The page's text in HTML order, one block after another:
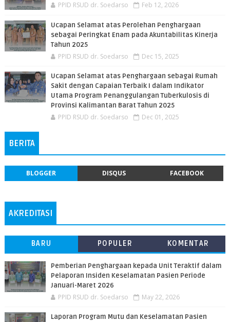
PPID RSUD dr. Soedarso Feb 12, 2026
Ucapan Selamat atas Perolehan Penghargaan
sebagai Peringkat Enam pada Akuntabilitas Kinerja
Tahun 2025
PPID RSUD dr. Soedarso Dec 15, 2025
Ucapan Selamat atas Penghargaan sebagai Rumah
Sakit dengan Capaian Terbaik I dalam Indikator
Utama Program Penanggulangan Tuberkulosis di
Provinsi Kalimantan Barat Tahun 2025
PPID RSUD dr. Soedarso Dec 01, 2025
BERITA
BLOGGER DISQUS FACEBOOK
AKREDITASI
BARU POPULER KOMENTAR
Pemberian Penghargaan kepada Unit Teraktif dalam
Pelaporan Insiden Keselamatan Pasien Periode
Januari-Maret 2026
PPID RSUD dr. Soedarso May 22, 2026
Laporan Program Mutu dan Keselamatan Pasien